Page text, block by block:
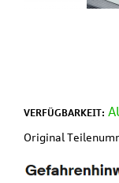
VERFÜGBARKEIT:
Original